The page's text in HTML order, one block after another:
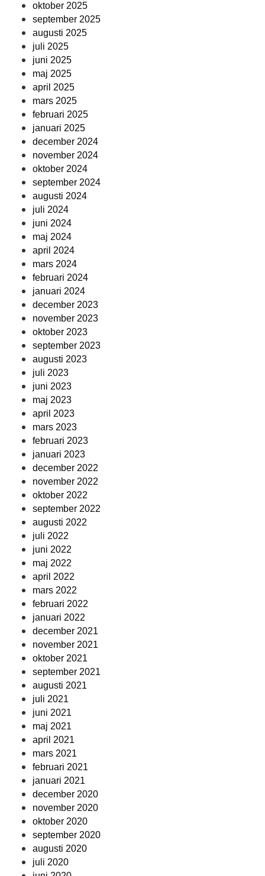
oktober 2025
september 2025
augusti 2025
juli 2025
juni 2025
maj 2025
april 2025
mars 2025
februari 2025
januari 2025
december 2024
november 2024
oktober 2024
september 2024
augusti 2024
juli 2024
juni 2024
maj 2024
april 2024
mars 2024
februari 2024
januari 2024
december 2023
november 2023
oktober 2023
september 2023
augusti 2023
juli 2023
juni 2023
maj 2023
april 2023
mars 2023
februari 2023
januari 2023
december 2022
november 2022
oktober 2022
september 2022
augusti 2022
juli 2022
juni 2022
maj 2022
april 2022
mars 2022
februari 2022
januari 2022
december 2021
november 2021
oktober 2021
september 2021
augusti 2021
juli 2021
juni 2021
maj 2021
april 2021
mars 2021
februari 2021
januari 2021
december 2020
november 2020
oktober 2020
september 2020
augusti 2020
juli 2020